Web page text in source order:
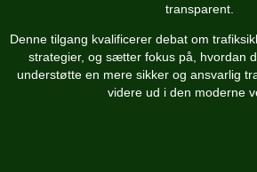
transparent.
Denne tilgang kvalificerer debat om
strategier, og sætter fokus på, hvordan
understøtte en mere sikker og ansvarlig
videre ud i den moderne